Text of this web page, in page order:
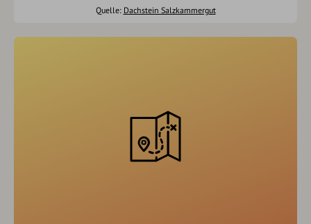
Quelle: Dachstein Salzkammergut